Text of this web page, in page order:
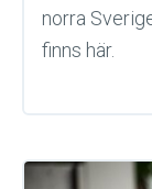
norra
finns här.